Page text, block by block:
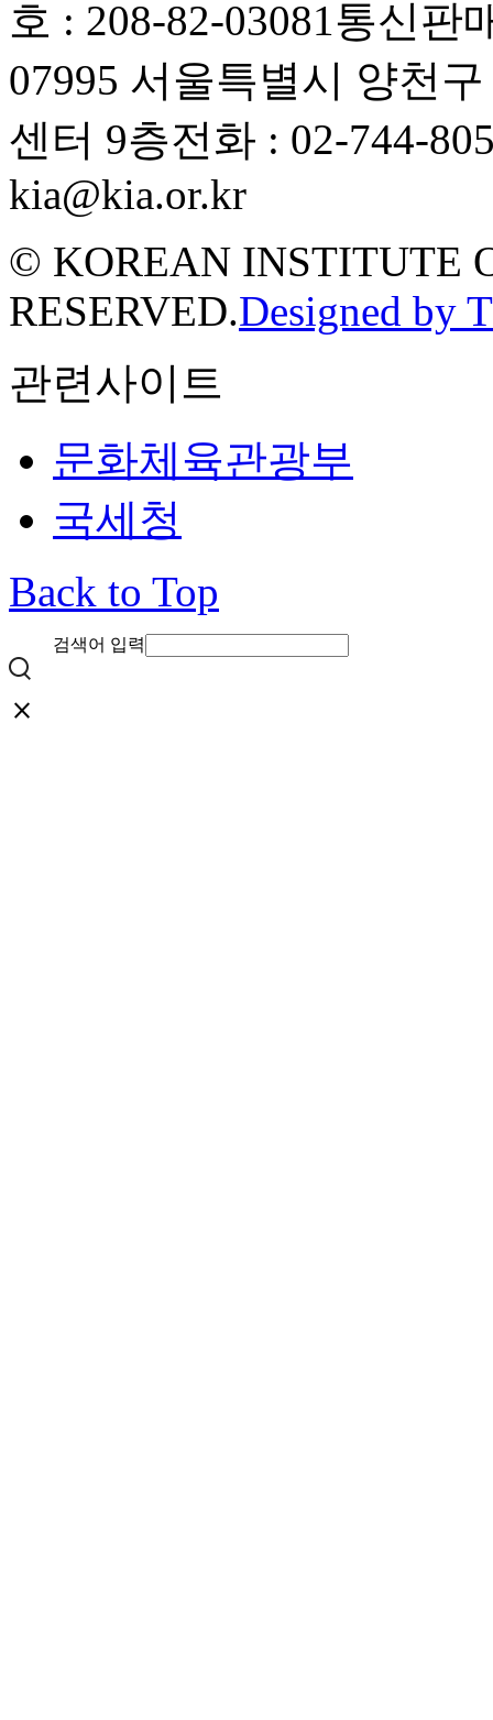
호 : 208-82-03081 통신판
07995 서울특별시 양천
센터 9층전화 : 02-744-
kia@kia.or.kr
© KOREAN INSTITUTE
RESERVED.Designed by
관련사이트
문화체육관광부
국세청
Back to Top
검색어 입력
close